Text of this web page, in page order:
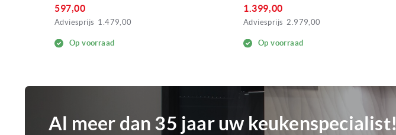
597,00
Adviesprijs 1.479,00
Op voorraad
1.399,00
Adviesprijs 2.979,00
Op voorraad
Al meer dan 35 jaar uw keukenspecialist!